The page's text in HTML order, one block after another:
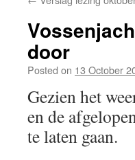
door
Posted on 13 October
Gezien het
en de
te laten gaan.